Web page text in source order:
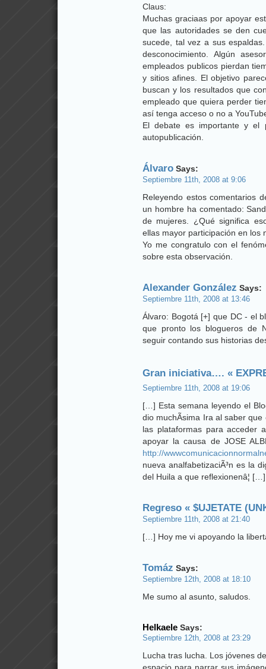
Claus:
Muchas graciaas por apoyar
que las autoridades se den
sucede, tal vez a sus
desconocimiento. Algún
empleados publicos pierdan
y sitios afines. El objetivo
buscan y los resultados que
empleado que quiera perder
así tenga acceso o no a
El debate es importante y el
autopublicación.
Álvaro Says:
Septiembre 11th, 2008 at 9:06
Releyendo estos comentarios
un hombre ha comentado:
de mujeres. ¿Qué significa
ellas mayor participación en los
Yo me congratulo con el
sobre esta observación.
Alexander González Says:
Septiembre 11th, 2008 at 13:46
Álvaro: Bogotá [+] que DC - el
que pronto los blogueros de
seguir contando sus historias
Gran iniciativa…. «
Septiembre 11th, 2008 at 19:06
[…] Esta semana leyendo el Blog
dio muchÃ­sima Ira al saber que
las plataformas para acceder
apoyar la causa de JOSE
http://
nueva analfabetizaciÃ³n es la
del Huila a que reflexionenâ¦ […]
Regreso « $UJETATE
Septiembre 11th, 2008 at 21:40
[…] Hoy me vi apoyando la
Tomáz Says:
Septiembre 12th, 2008 at 18:10
Me sumo al asunto, saludos.
Helkaele Says:
Septiembre 12th, 2008 at 23:29
Lucha tras lucha. Los jóvenes